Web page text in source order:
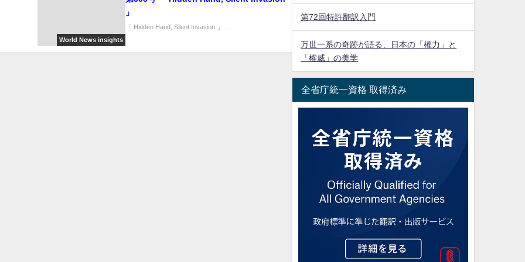
World News insights
」
「 Hidden Hand, Silent Invasion 」...
第72回特許翻訳入門
万世一系の奇跡が語る、日本の「權力」と
「權威」の美学
全省庁統一資格 取得済み